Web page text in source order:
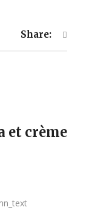
Share:
et crème